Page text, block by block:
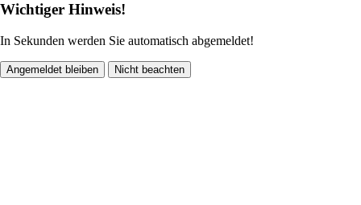
Wichtiger Hinweis!
In Sekunden werden Sie automatisch abgemeldet!
Angemeldet bleiben Nicht beachten